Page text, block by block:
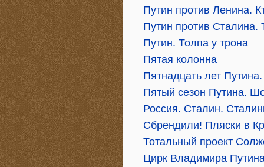
Путин против Ленина.
Путин против Сталина.
Путин. Толпа у трона
Пятая колонна
Пятнадцать лет
Пятый сезон Путина.
Россия. Сталин.
Сбрендили! Пляски в
Тотальный проект
Цирк Владимира